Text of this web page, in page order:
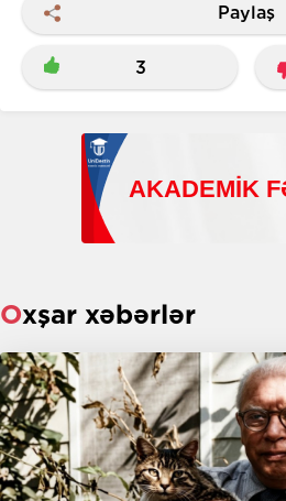
Paylaş
3
Oxşar xəbərlər